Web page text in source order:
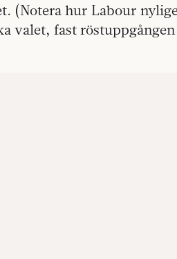
(Notera hur Labour
valet, fast